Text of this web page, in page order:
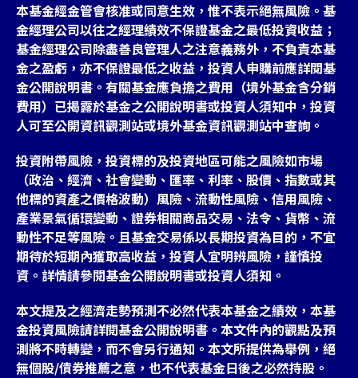
投資教育
服務中心
永續專區
關於景順
台灣
聯絡我們
本基金經金管會核准或同意生效，惟不表示絕無風險。基
金經理公司以往之經理績效不保證基金之最低投資收益；
基金經理公司除盡善良管理人之注意義務外，不負責本基
金之盈虧，亦不保證最低之收益，投資人申購前應詳閱基
金公開說明書。有關基金應負擔之費用（境外基金含分銷
費用）已揭露於基金之公開說明書或投資人須知中，投資
人可至公開資訊觀測站或境外基金資訊觀測站中查詢。
投資附帶風險，投資標的及投資地區可能之風險如市場
（政治、經濟、社會變動、匯率、利率、股價、指數或其
他標的資產之價格波動）風險、流動性風險、信用風險、
產業景氣循環變動、證券相關商品交易、法令、貨幣、流
動性不足等風險。且基金交易係以長期投資為目的，不宜
期待於短期內獲取高收益，投資人宜明辨風險，謹慎投
資。詳情請參閱基金公開說明書或投資人須知。
本文提及之經濟走勢預測不必然代表本基金之績效，本基
金投資風險請詳閱基金公開說明書。本文件內的觀點及預
測將不時轉變，而不會另行通知。本文所提供為舉例，絕
無個股/債券推薦之意，也不代表基金日後之必然持股。